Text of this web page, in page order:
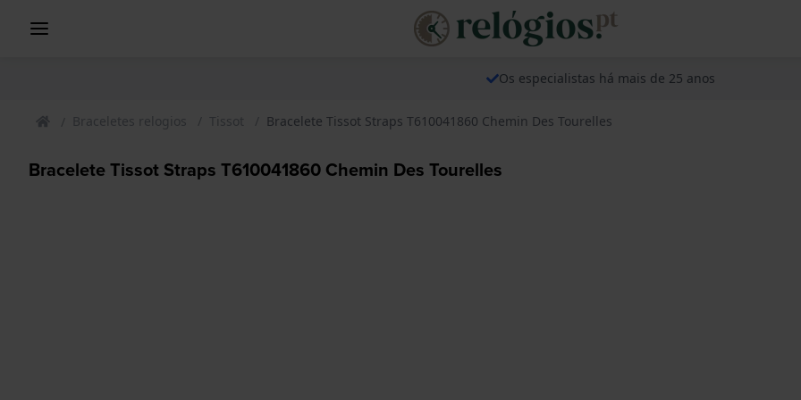
Os especialistas há mais de 25 anos
Braceletes relogios Tissot Bracelete Tissot Straps T610041860 Chemin Des Tourelles
Bracelete Tissot Straps T610041860 Chemin Des Tourelles